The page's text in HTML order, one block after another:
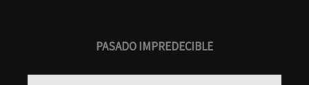
PASADO IMPREDECIBLE